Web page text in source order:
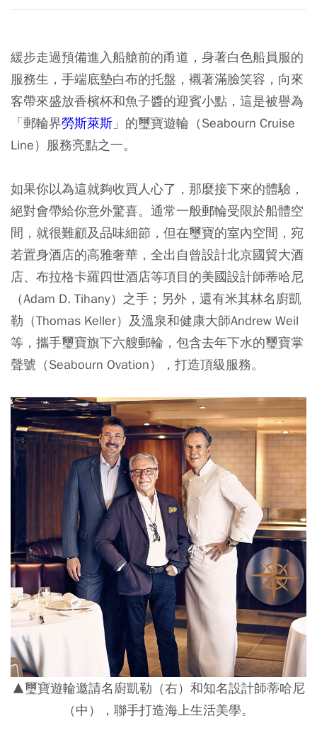
緩步走過預備進入船艙前的甬道，身著白色船員服的
服務生，手端底墊白布的托盤，襯著滿臉笑容，向來
客帶來盛放香檳杯和魚子醬的迎賓小點，這是被譽為
「郵輪界勞斯萊斯 」的璽寶遊輪（Seabourn Cruise
Line）服務亮點之一。
如果你以為這就夠收買人心了，那麼接下來的體驗，
絕對會帶給你意外驚喜。通常一般郵輪受限於船體空
間，就很難顧及品味細節，但在璽寶的室內空間，宛
若置身酒店的高雅奢華，全出自曾設計北京國貿大酒
店、布拉格卡羅四世酒店等項目的美國設計師蒂哈尼
（Adam D. Tihany）之手；另外，還有米其林名廚凱
勒（Thomas Keller）及溫泉和健康大師Andrew Weil
等，攜手璽寶旗下六艘郵輪，包含去年下水的璽寶掌
聲號（Seabourn Ovation），打造頂級服務。
▲璽寶遊輪邀請名廚凱勒（右）和知名設計師蒂哈尼
（中），聯手打造海上生活美學。